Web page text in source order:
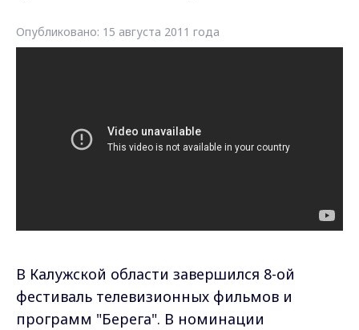
Опубликовано: 15 августа 2011 года
В Калужской области завершился 8-ой
фестиваль телевизионных фильмов и
программ "Берега". В номинации